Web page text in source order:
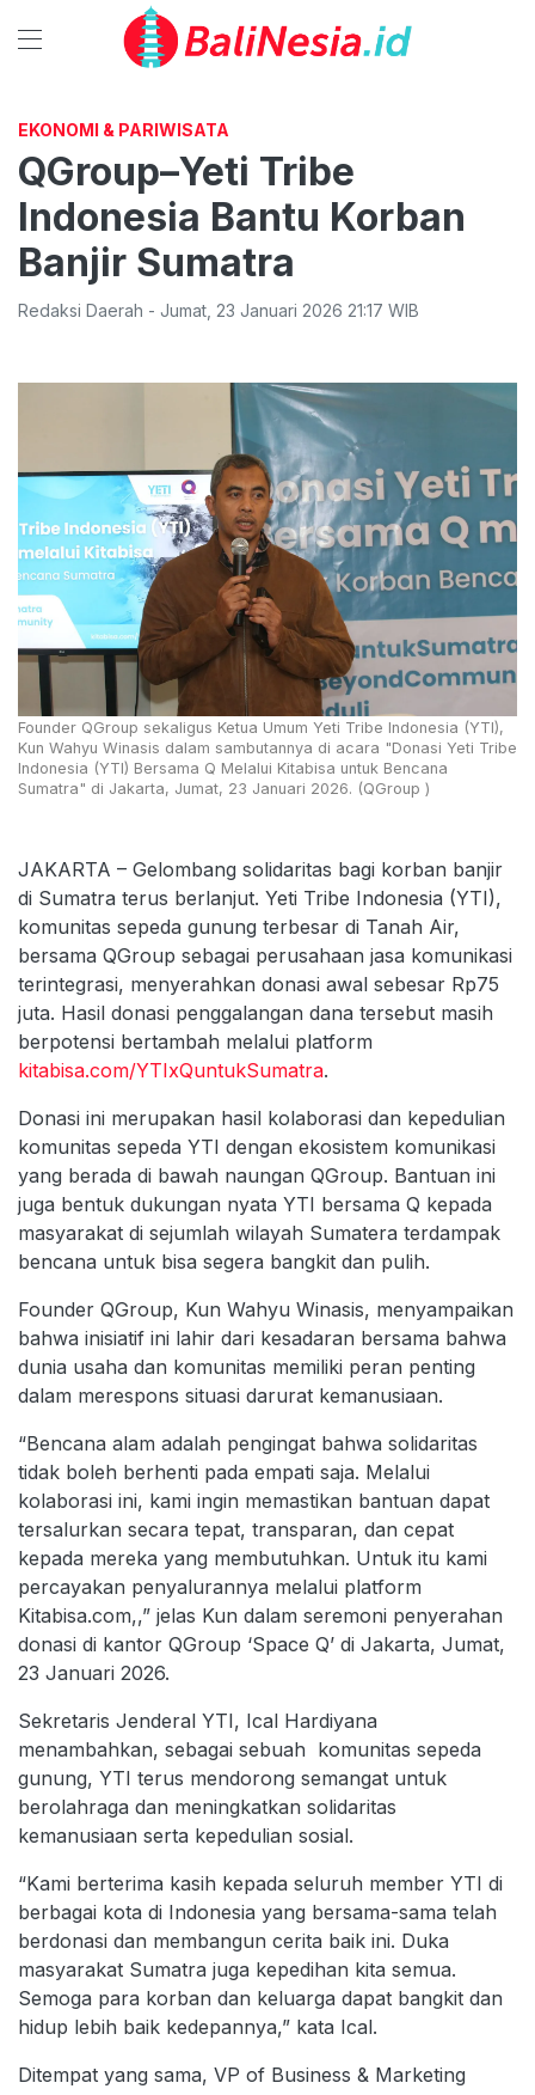
EKONOMI & PARIWISATA
QGroup–Yeti Tribe
Indonesia Bantu Korban
Banjir Sumatra
Redaksi Daerah - Jumat 23 Januari 2026 21:17 WIB
Founder QGroup sekaligus Ketua Umum Yeti Tribe Indonesia (YTI),
Kun Wahyu Winasis dalam sambutannya di acara "Donasi Yeti Tribe
Indonesia (YTI) Bersama Q Melalui Kitabisa untuk Bencana
Sumatra" di Jakarta, Jumat, 23 Januari 2026. (QGroup )
JAKARTA – Gelombang solidaritas bagi korban banjir
di Sumatra terus berlanjut. Yeti Tribe Indonesia (YTI),
komunitas sepeda gunung terbesar di Tanah Air,
bersama QGroup sebagai perusahaan jasa komunikasi
terintegrasi, menyerahkan donasi awal sebesar Rp75
juta. Hasil donasi penggalangan dana tersebut masih
berpotensi bertambah melalui platform
kitabisa.com/YTIxQuntukSumatra.
Donasi ini merupakan hasil kolaborasi dan kepedulian
komunitas sepeda YTI dengan ekosistem komunikasi
yang berada di bawah naungan QGroup. Bantuan ini
juga bentuk dukungan nyata YTI bersama Q kepada
masyarakat di sejumlah wilayah Sumatera terdampak
bencana untuk bisa segera bangkit dan pulih.
Founder QGroup, Kun Wahyu Winasis, menyampaikan
bahwa inisiatif ini lahir dari kesadaran bersama bahwa
dunia usaha dan komunitas memiliki peran penting
dalam merespons situasi darurat kemanusiaan.
“Bencana alam adalah pengingat bahwa solidaritas
tidak boleh berhenti pada empati saja. Melalui
kolaborasi ini, kami ingin memastikan bantuan dapat
tersalurkan secara tepat, transparan, dan cepat
kepada mereka yang membutuhkan. Untuk itu kami
percayakan penyalurannya melalui platform
Kitabisa.com,,” jelas Kun dalam seremoni penyerahan
donasi di kantor QGroup ‘Space Q’ di Jakarta, Jumat,
23 Januari 2026.
Sekretaris Jenderal YTI, Ical Hardiyana
menambahkan, sebagai sebuah komunitas sepeda
gunung, YTI terus mendorong semangat untuk
berolahraga dan meningkatkan solidaritas
kemanusiaan serta kepedulian sosial.
“Kami berterima kasih kepada seluruh member YTI di
berbagai kota di Indonesia yang bersama-sama telah
berdonasi dan membangun cerita baik ini. Duka
masyarakat Sumatra juga kepedihan kita semua.
Semoga para korban dan keluarga dapat bangkit dan
hidup lebih baik kedepannya,” kata Ical.
Ditempat yang sama, VP of Business & Marketing